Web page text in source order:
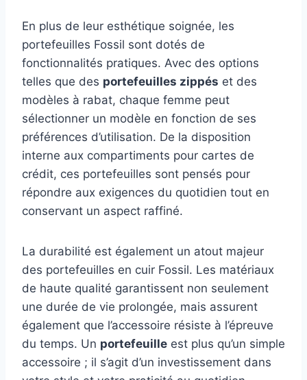
En plus de leur esthétique soignée, les
portefeuilles Fossil sont dotés de
fonctionnalités pratiques. Avec des options
telles que des portefeuilles zippés et des
modèles à rabat, chaque femme peut
sélectionner un modèle en fonction de ses
préférences d’utilisation. De la disposition
interne aux compartiments pour cartes de
crédit, ces portefeuilles sont pensés pour
répondre aux exigences du quotidien tout en
conservant un aspect raffiné.
La durabilité est également un atout majeur
des portefeuilles en cuir Fossil. Les matériaux
de haute qualité garantissent non seulement
une durée de vie prolongée, mais assurent
également que l’accessoire résiste à l’épreuve
du temps. Un portefeuille est plus qu’un simple
accessoire ; il s’agit d’un investissement dans